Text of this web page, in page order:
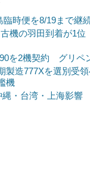
臨時便を8/19まで継
機の羽田到着が1
を2機契約 グリペ
製造777Xを選別受
機
縄・台湾・上海影響